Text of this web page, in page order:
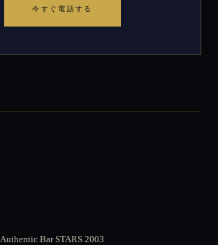
今すぐ電話する
Authentic Bar STARS 2003